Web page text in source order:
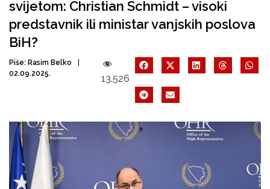
svijetom: Christian Schmidt – visoki
predstavnik ili ministar vanjskih poslova
BiH?
Piše: Rasim Belko
02.09.2025.
13.526